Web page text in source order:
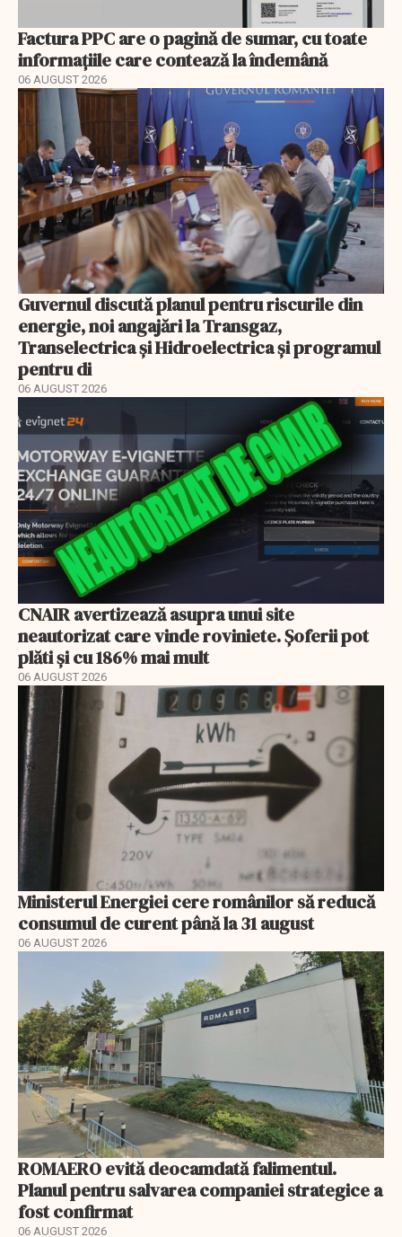
Factura PPC are o pagină de sumar, cu toate
informațiile care contează la îndemână
06 AUGUST 2026
Guvernul discută planul pentru riscurile din
energie, noi angajări la Transgaz,
Transelectrica și Hidroelectrica și programul
pentru di
06 AUGUST 2026
CNAIR avertizează asupra unui site
neautorizat care vinde roviniete. Șoferii pot
plăti și cu 186% mai mult
06 AUGUST 2026
Ministerul Energiei cere românilor să reducă
consumul de curent până la 31 august
06 AUGUST 2026
ROMAERO evită deocamdată falimentul.
Planul pentru salvarea companiei strategice a
fost confirmat
06 AUGUST 2026